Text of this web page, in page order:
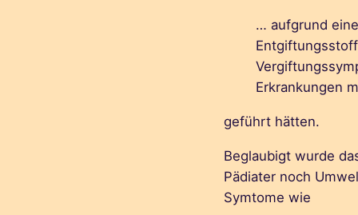
… aufgrund
Erkrankungen
geführt hätten.
Beglaubigt wurde
Pädiater noch
Symtome wie